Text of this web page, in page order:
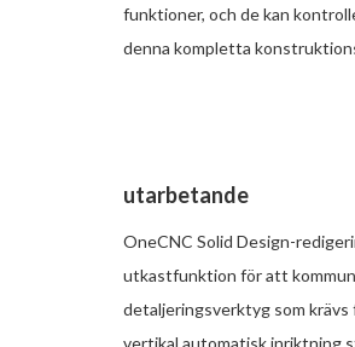
funktioner, och de kan
denna kompletta
utarbetande
OneCNC Solid Design-
utkastfunktion för att
detaljeringsverktyg som
vertikal automatisk inriktning